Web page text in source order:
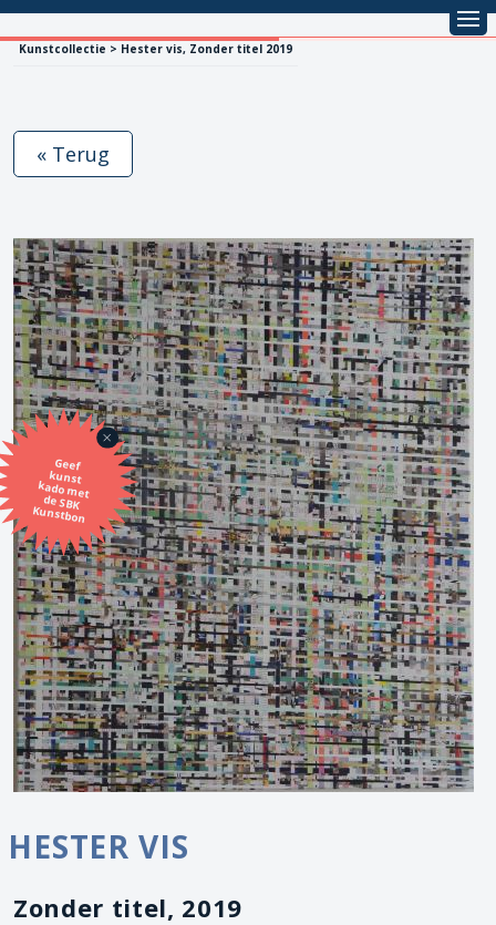
Kunstcollectie > Hester vis, Zonder titel 2019
Geef
kunst
kado met
de SBK
Kunstbon
« Terug
HESTER VIS
Zonder titel, 2019